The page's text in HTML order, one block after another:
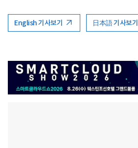
English 기사보기 日本語 기사보기